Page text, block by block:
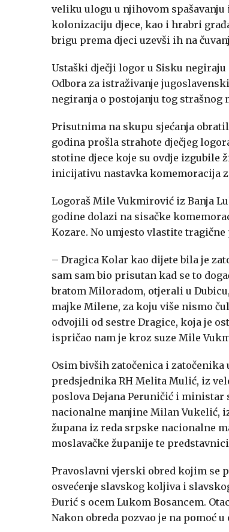
veliku ulogu u njihovom spašavanju
kolonizaciju djece, kao i hrabri
brigu prema djeci uzevši ih na
Ustaški dječji logor u Sisku
Odbora za istraživanje
negiranja o postojanju tog strašnog
Prisutnima na skupu sjećanja
godina prošla strahote dječjeg
stotine djece koje su ovdje izgubile
inicijativu nastavka komemoracija
Logoraš Mile Vukmirović iz Banja
godine dolazi na sisačke
Kozare. No umjesto vlastite
– Dragica Kolar kao dijete bila je
sam sam bio prisutan kad se to
bratom Miloradom, otjerali u
majke Milene, za koju više nismo
odvojili od sestre Dragice, koja je
ispričao nam je kroz suze Mile
Osim bivših zatočenica i
predsjednika RH Melita Mulić, iz
poslova Dejana Peruničić i ministar
nacionalne manjine Milan Vukelić,
župana iz reda srpske nacionalne
moslavačke županije te
Pravoslavni vjerski obred kojim se
osvećenje slavskog koljiva i
Đurić s ocem Lukom Bosancem.
Nakon obreda pozvao je na pomoć